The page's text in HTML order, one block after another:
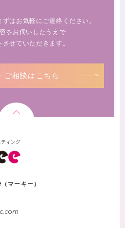
はお気軽にご連絡ください。
をお伺いしたうえで
せていただきます。
ご相談はこちら
ィング
（マーキー）